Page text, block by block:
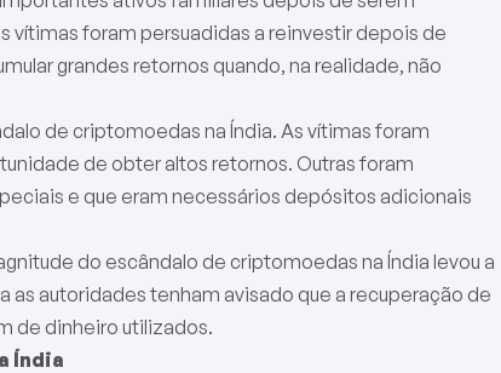
vítimas foram persuadidas a reinvestir depois de
grandes retornos quando, na realidade, não
de criptomoedas na Índia. As vítimas foram
de obter altos retornos. Outras foram
e que eram necessários depósitos adicionais
do escândalo de criptomoedas na Índia levou a
autoridades tenham avisado que a recuperação de
de dinheiro utilizados.
Índia